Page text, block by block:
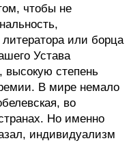
чтобы не
литератора или борца
Устава
степень
В мире немало
во
Но именно
индивидуализм